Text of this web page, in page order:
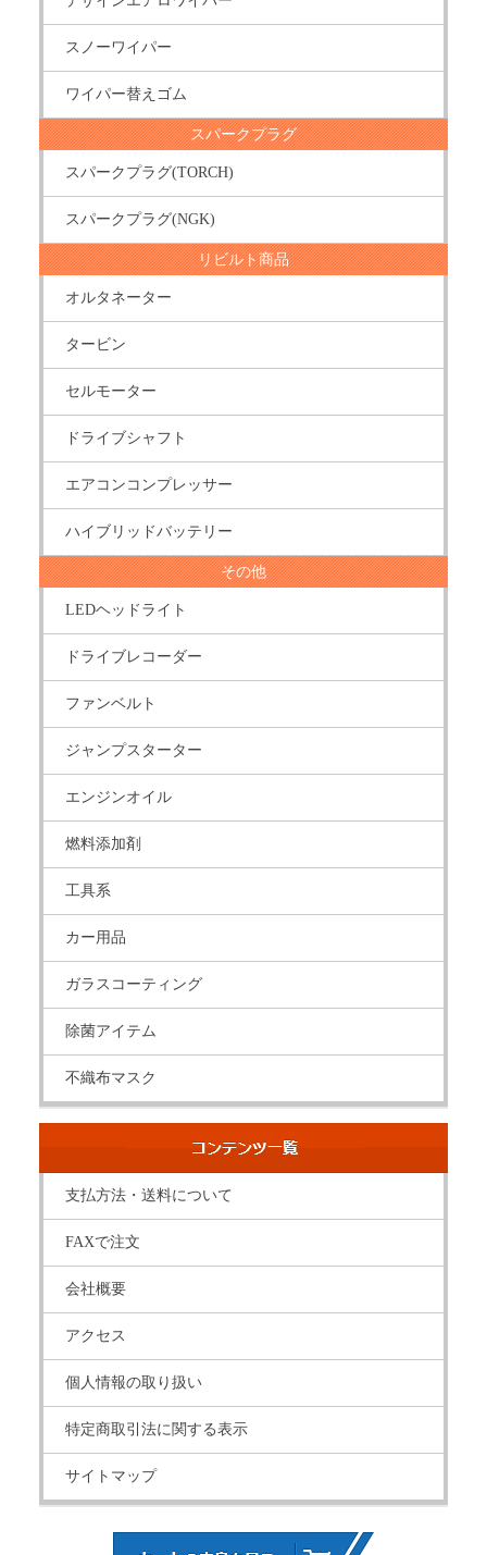
スノーワイパー
ワイパー替えゴム
スパークプラグ
スパークプラグ(TORCH)
スパークプラグ(NGK)
リビルト商品
オルタネーター
タービン
セルモーター
ドライブシャフト
エアコンコンプレッサー
ハイブリッドバッテリー
その他
LEDヘッドライト
ドライブレコーダー
ファンベルト
ジャンプスターター
エンジンオイル
燃料添加剤
工具系
カー用品
ガラスコーティング
除菌アイテム
不織布マスク
支払方法・送料について
FAXで注文
会社概要
アクセス
個人情報の取り扱い
特定商取引法に関する表示
サイトマップ